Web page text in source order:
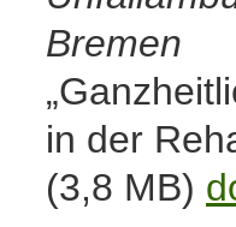
Bremen
in der
(3,8 MB)